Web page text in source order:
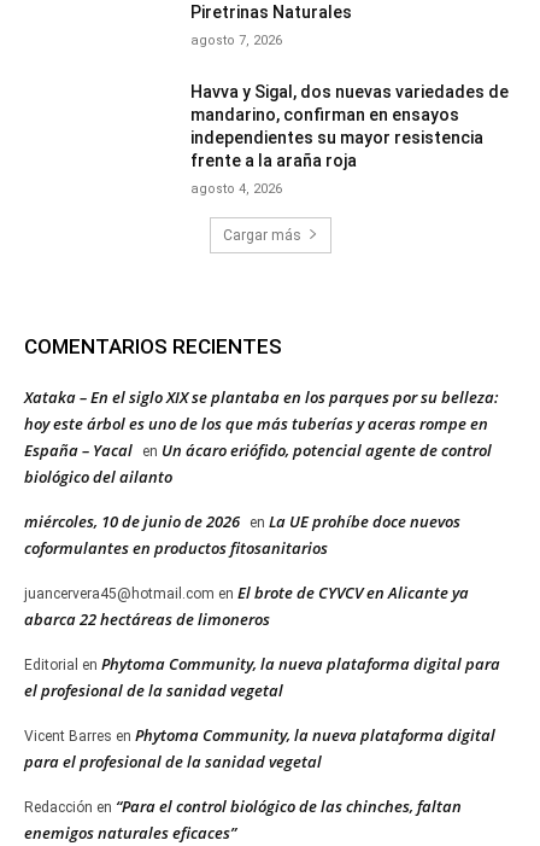
Piretrinas Naturales
agosto 7, 2026
Havva y Sigal, dos nuevas variedades de
mandarino, confirman en ensayos
independientes su mayor resistencia
frente a la araña roja
agosto 4, 2026
Cargar más
COMENTARIOS RECIENTES
Xataka – En el siglo XIX se plantaba en los parques por su belleza:
hoy este árbol es uno de los que más tuberías y aceras rompe en
España – Yacal
en Un ácaro eriófido, potencial agente de control
biológico del ailanto
miércoles, 10 de junio de 2026 en La UE prohíbe doce nuevos
coformulantes en productos fitosanitarios
juancervera45@hotmail.com en El brote de CYVCV en Alicante ya
abarca 22 hectáreas de limoneros
Editorial en Phytoma Community, la nueva plataforma digital para
el profesional de la sanidad vegetal
Vicent Barres en Phytoma Community, la nueva plataforma digital
para el profesional de la sanidad vegetal
Redacción en “Para el control biológico de las chinches, faltan
enemigos naturales eficaces”